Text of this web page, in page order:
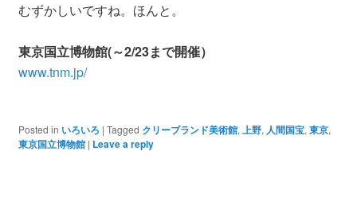
むずかしいですね。ほんと。
東京国立博物館(～2/23まで開催）
www.tnm.jp/
Posted in いろいろ | Tagged クリーブランド美術館,上野, 人間国宝,東京,
東京国立博物館 | Leave a reply